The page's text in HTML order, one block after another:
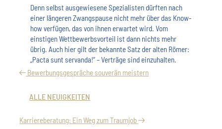
Denn selbst ausgewiesene Spezialisten dürften nach
einer längeren Zwangspause nicht mehr über das Know-
how verfügen, das von ihnen erwartet wird. Vom
einstigen Wettbewerbsvorteil ist dann nichts mehr
übrig. Auch hier gilt der bekannte Satz der alten Römer:
„Pacta sunt servanda!“ – Verträge sind einzuhalten.
Bewerbungsgespräche souverän meistern
ALLE NEUIGKEITEN
Karriereberatung: Ein Weg zum Traumjob